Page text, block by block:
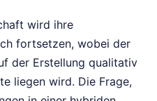
wird ihre
fortsetzen, wobei der
der Erstellung qualitativ
liegen wird. Die Frage,